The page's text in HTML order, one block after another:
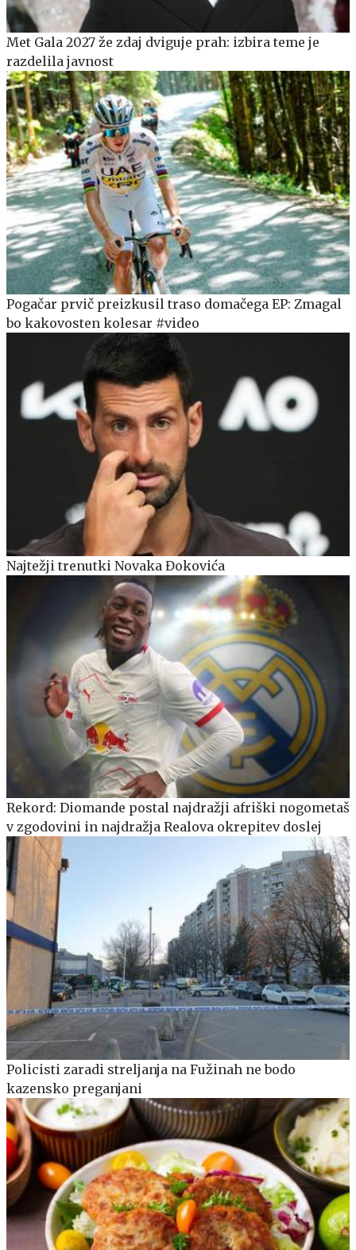
Met Gala 2027 že zdaj dviguje prah: izbira teme je
razdelila javnost
Pogačar prvič preizkusil traso domačega EP: Zmagal
bo kakovosten kolesar #video
Najtežji trenutki Novaka Đokovića
Rekord: Diomande postal najdražji afriški nogometaš
v zgodovini in najdražja Realova okrepitev doslej
Policisti zaradi streljanja na Fužinah ne bodo
kazensko preganjani